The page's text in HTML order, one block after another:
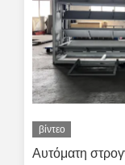
βίντεο
Αυτόματη